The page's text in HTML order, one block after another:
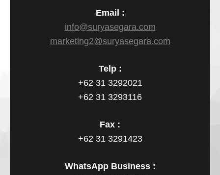
Email :
info@suryasegara.com
marketing2@suryasegara.com
Telp :
+62 31 3292021
+62 31 3293116
Fax :
+62 31 3291423
WhatsApp Business :